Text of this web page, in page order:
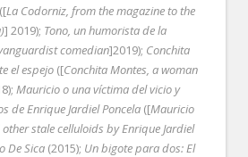
([La Codorniz, from the magazine to the
] 2019); Tono, un humorista de la
comedian]2019); Conchita
el espejo ([Conchita Montes, a woman
Mauricio o una víctima del vicio y
de Enrique Jardiel Poncela ([Mauricio
stale celluloids by Enrique Jardiel
De Sica (2015); Un bigote para dos: El